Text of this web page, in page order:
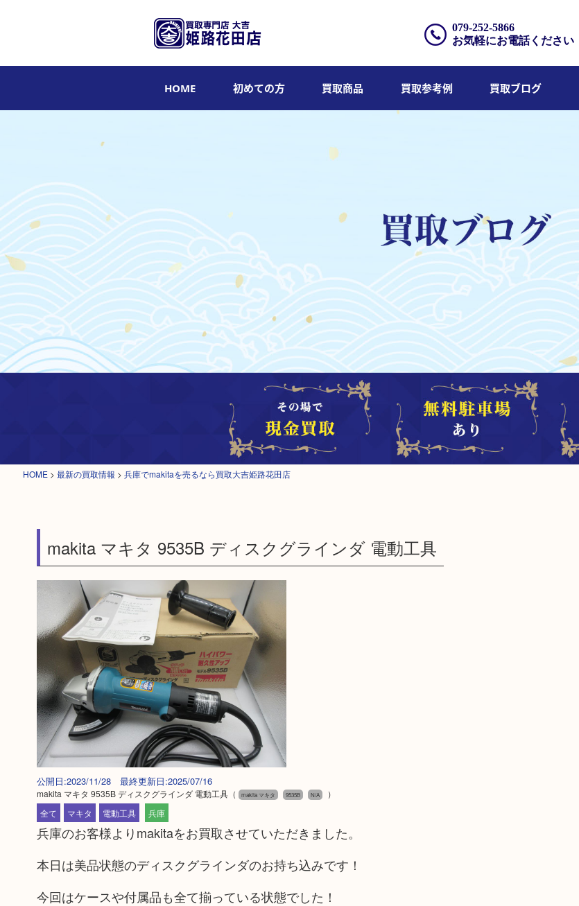
079-252-5866
お気軽にお電話ください
HOME 初めての方 買取商品 買取参考例 買取ブログ
HOME > 最新の買取情報 > 兵庫でmakitaを売るなら買取大吉姫路花田店
makita マキタ 9535B ディスクグラインダ 電動工具
公開日:2023/11/28 最終更新日:2025/07/16
makita マキタ 9535B ディスクグラインダ 電動工具（ makita マキタ 9535B N/A
）
全て
マキタ 電動工具 兵庫
兵庫のお客様よりmakitaをお買取させていただきました。
本日は美品状態のディスクグラインダのお持ち込みです！
今回はケースや付属品も全て揃っている状態でした！